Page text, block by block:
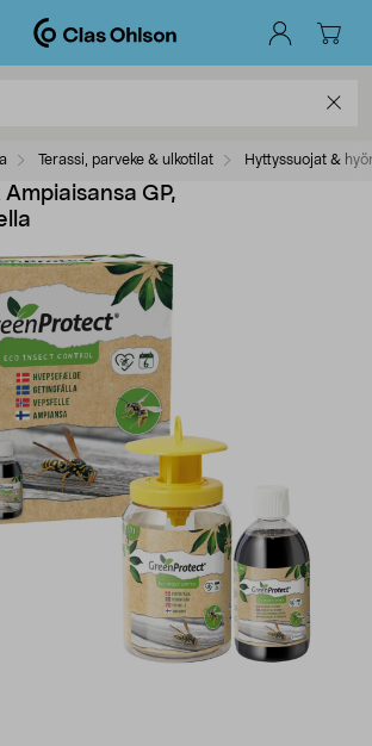
Terassi, parveke & ulkotilat Hyttyssuojat &
GP,